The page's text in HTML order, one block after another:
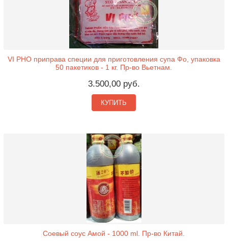
VI PHO приправа специи для приготовления супа Фо, упаковка
50 пакетиков - 1 кг. Пр-во Вьетнам.
3.500,00 руб.
КУПИТЬ
Соевый соус Амой - 1000 ml. Пр-во Китай.